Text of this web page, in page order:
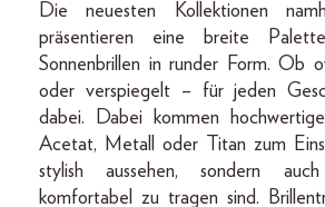
Die neuesten Kollektionen
präsentieren eine breite
Sonnenbrillen in runder Form. Ob
oder verspiegelt – für jeden
dabei. Dabei kommen
Acetat, Metall oder Titan zum
stylish aussehen, sondern
komfortabel zu tragen sind.